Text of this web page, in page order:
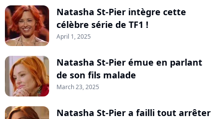
Natasha St-Pier intègre cette
célèbre série de TF1 !
April 1, 2025
Natasha St-Pier émue en parlant
de son fils malade
March 23, 2025
Natasha St-Pier a failli tout arrêter